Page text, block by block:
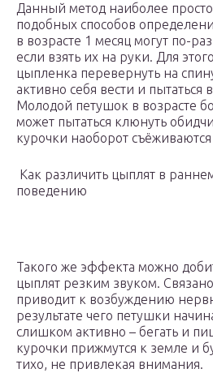
Данный метод наиболее
подобных способов
в возрасте 1 месяц могут по-
если взять их на руки. Для
цыпленка перевернуть на
активно себя вести и пытаться
Молодой петушок в возрасте
может пытаться клюнуть
курочки наоборот съёживаются
Как различить цыплят в
поведению
Такого же эффекта можно
цыплят резким звуком. Связано
приводит к возбуждению
результате чего петушки
слишком активно – бегать и
курочки прижмутся к земле и
тихо, не привлекая внимания.